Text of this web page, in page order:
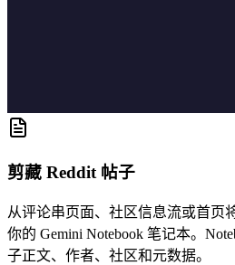
剪藏 Reddit 帖子
从评论串页面、社区信息流或首页
你的 Gemini Notebook 笔记本。
子正文、作者、社区和元数据。